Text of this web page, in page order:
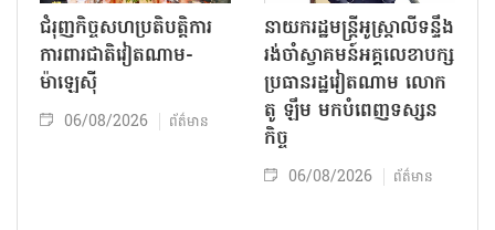
ជំរុញកិច្ចសហប្រតិបត្តិការ
ការពារជាតិវៀតណាម-
ម៉ាឡេស៊ី
06/08/2026 ព័ត៌មាន
នាយករដ្ឋមន្ត្រីអូស្ត្រាលីទន្ទឹង
រង់ចាំស្វាគមន៍អគ្គលេខាបក្ស
ប្រធានរដ្ឋវៀតណាម លោក
តូ ឡឹម មកបំពេញទស្សន
កិច្ច
06/08/2026 ព័ត៌មាន